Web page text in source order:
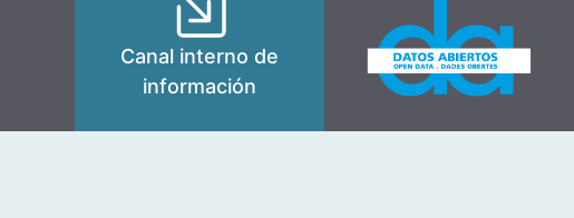
Canal interno de
información